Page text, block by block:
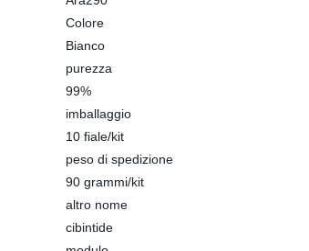
Colore
Bianco
purezza
99%
imballaggio
10 fiale/kit
peso di spedizione
90 grammi/kit
altro nome
cibintide